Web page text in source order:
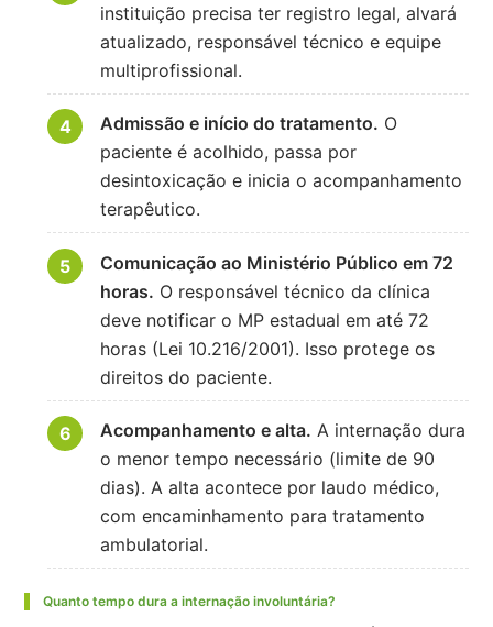
instituição precisa ter registro legal, alvará
atualizado, responsável técnico e equipe
multiprofissional.
Admissão e início do tratamento. O
paciente é acolhido, passa por
desintoxicação e inicia o acompanhamento
terapêutico.
Comunicação ao Ministério Público em 72
horas. O responsável técnico da clínica
deve notificar o MP estadual em até 72
horas (Lei 10.216/2001). Isso protege os
direitos do paciente.
Acompanhamento e alta. A internação dura
o menor tempo necessário (limite de 90
dias). A alta acontece por laudo médico,
com encaminhamento para tratamento
ambulatorial.
Quanto tempo dura a internação involuntária?